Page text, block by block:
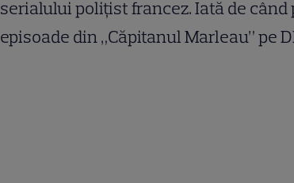
serialului polițist francez. Iată de când
episoade din „Căpitanul Marleau” pe